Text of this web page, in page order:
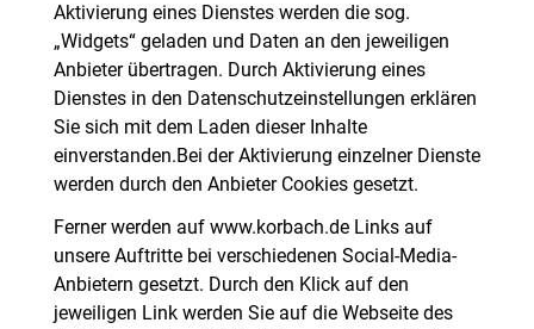
Aktivierung eines Dienstes werden die sog.
„Widgets“ geladen und Daten an den jeweiligen
Anbieter übertragen. Durch Aktivierung eines
Dienstes in den Datenschutzeinstellungen erklären
Sie sich mit dem Laden dieser Inhalte
einverstanden.Bei der Aktivierung einzelner Dienste
werden durch den Anbieter Cookies gesetzt.
Ferner werden auf www.korbach.de Links auf
unsere Auftritte bei verschiedenen Social-Media-
Anbietern gesetzt. Durch den Klick auf den
jeweiligen Link werden Sie auf die Webseite des